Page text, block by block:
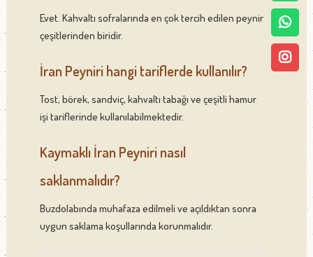
Evet. Kahvaltı sofralarında en çok tercih edilen peynir
çeşitlerinden biridir.
İran Peyniri hangi tariflerde kullanılır?
Tost, börek, sandviç, kahvaltı tabağı ve çeşitli hamur
işi tariflerinde kullanılabilmektedir.
Kaymaklı İran Peyniri nasıl
saklanmalıdır?
Buzdolabında muhafaza edilmeli ve açıldıktan sonra
uygun saklama koşullarında korunmalıdır.